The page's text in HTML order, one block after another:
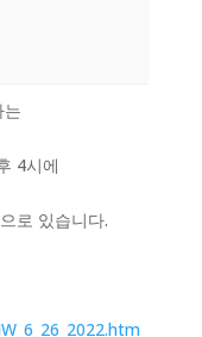
4시에
로 있습니다.